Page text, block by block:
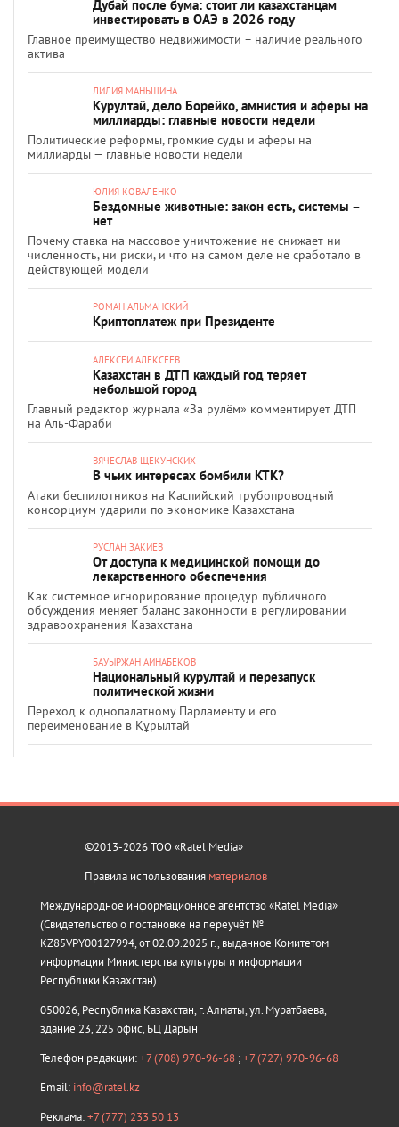
Дубай после бума: стоит ли казахстанцам
инвестировать в ОАЭ в 2026 году
Главное преимущество недвижимости – наличие реального
актива
ЛИЛИЯ МАНЬШИНА
Курултай, дело Борейко, амнистия и аферы на
миллиарды: главные новости недели
Политические реформы, громкие суды и аферы на
миллиарды — главные новости недели
ЮЛИЯ КОВАЛЕНКО
Бездомные животные: закон есть, системы –
нет
Почему ставка на массовое уничтожение не снижает ни
численность, ни риски, и что на самом деле не сработало в
действующей модели
РОМАН АЛЬМАНСКИЙ
Криптоплатеж при Президенте
АЛЕКСЕЙ АЛЕКСЕЕВ
Казахстан в ДТП каждый год теряет
небольшой город
Главный редактор журнала «За рулём» комментирует ДТП
на Аль-Фараби
ВЯЧЕСЛАВ ЩЕКУНСКИХ
В чьих интересах бомбили КТК?
Атаки беспилотников на Каспийский трубопроводный
консорциум ударили по экономике Казахстана
РУСЛАН ЗАКИЕВ
От доступа к медицинской помощи до
лекарственного обеспечения
Как системное игнорирование процедур публичного
обсуждения меняет баланс законности в регулировании
здравоохранения Казахстана
БАУЫРЖАН АЙНАБЕКОВ
Национальный курултай и перезапуск
политической жизни
Переход к однопалатному Парламенту и его
переименование в Құрылтай
©2013-2026 ТОО «Ratel Media»
Правила использования материалов
Международное информационное агентство «Ratel Media»
(Свидетельство о постановке на переучёт №
KZ85VPY00127994, от 02.09.2025 г., выданное Комитетом
информации Министерства культуры и информации
Республики Казахстан).
050026, Республика Казахстан, г. Алматы, ул. Муратбаева,
здание 23, 225 офис, БЦ Дарын
Телефон редакции:+7 (708) 970-96-68 ;+7 (727) 970-96-68
Email: info@ratel.kz
Реклама:+7 (777) 233 50 13